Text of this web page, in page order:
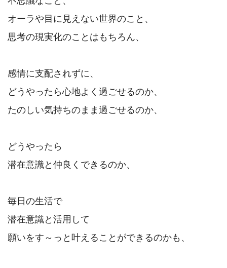
オーラや目に見えない世界のこと、
思考の現実化のことはもちろん、
感情に支配されずに、
どうやったら心地よく過ごせるのか、
たのしい気持ちのまま過ごせるのか、
どうやったら
潜在意識と仲良くできるのか、
毎日の生活で
潜在意識と活用して
願いをす～っと叶えることができるのかも、